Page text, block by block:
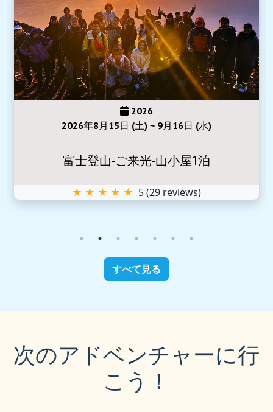
2026
2026年8月15日 (土) ~ 9月16日 (水)
富士登山-ご来光-山小屋1泊
★ ★ ★ ★ ★ 5(29 reviews)
すべて見る
次のアドベンチャーに行
こう！